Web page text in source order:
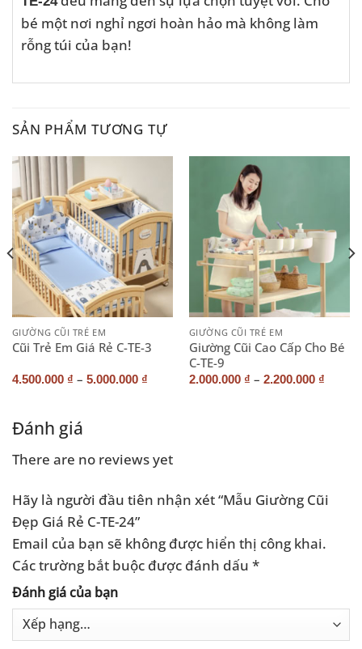
bé một nơi nghỉ ngơi hoàn hảo mà không làm
rỗng túi của bạn!
SẢN PHẨM TƯƠNG TỰ
GIƯỜNG CŨI TRẺ EM
Cũi Trẻ Em Giá Rẻ C-TE-3
4.500.000 ₫ – 5.000.000 ₫
GIƯỜNG CŨI TRẺ EM
Giường Cũi Cao Cấp Cho Bé
C-TE-9
2.000.000 ₫ – 2.200.000 ₫
Đánh giá
There are no reviews yet
Hãy là người đầu tiên nhận xét “Mẫu Giường Cũi
Đẹp Giá Rẻ C-TE-24”
Email của bạn sẽ không được hiển thị công khai.
Các trường bắt buộc được đánh dấu *
Đánh giá của bạn